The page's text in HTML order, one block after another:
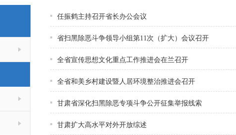
任振鹤主持召开省长办公会议
省扫黑除恶斗争领导小组第11次（扩大）会议召开
全省宣传思想文化重点工作推进会在兰召开
全省和美乡村建设暨人居环境整治推进会召开
甘肃省深化扫黑除恶专项斗争公开征集举报线索
甘肃扩大高水平对外开放综述